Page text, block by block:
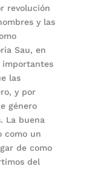
revolución
y las
Sau, en
importantes
las
y por
género
La buena
como un
de como
del